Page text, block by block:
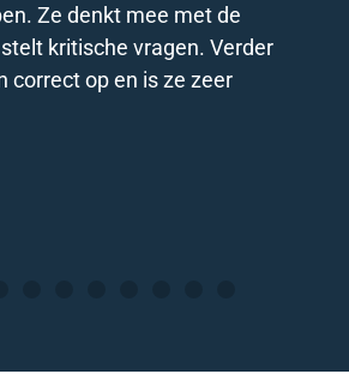
Ze denkt mee met de
kritische vragen. Verder
correct op en is ze zeer